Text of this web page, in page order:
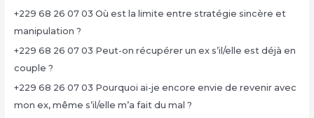
+229 68 26 07 03 Où est la limite entre stratégie sincère et
manipulation ?
+229 68 26 07 03 Peut-on récupérer un ex s’il/elle est déjà en
couple ?
+229 68 26 07 03 Pourquoi ai-je encore envie de revenir avec
mon ex, même s’il/elle m’a fait du mal ?